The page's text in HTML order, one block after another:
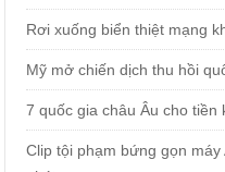
Rơi xuống biển thiệt mạng
Mỹ mở chiến dịch thu hồi
7 quốc gia châu Âu cho tiền
Clip tội phạm bứng gọn